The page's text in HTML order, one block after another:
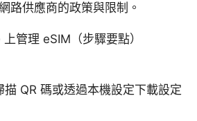
路供應商的政策與限制。
管理 eSIM（步驟要點）
QR 碼或透過本機設定下載設定